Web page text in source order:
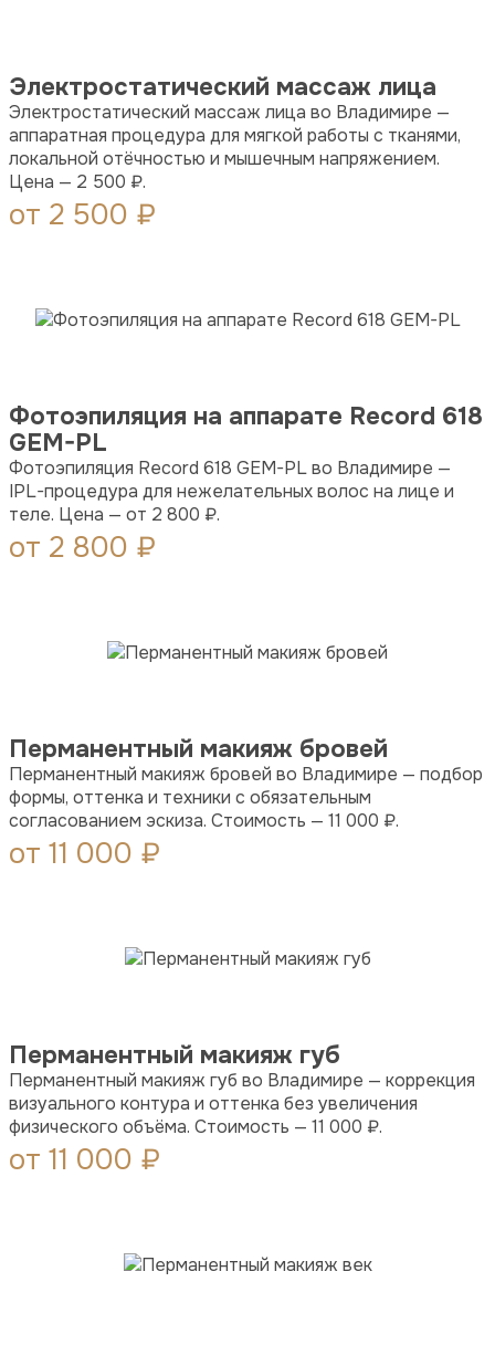
Электростатический массаж лица
Электростатический массаж лица во Владимире —
аппаратная процедура для мягкой работы с тканями,
локальной отёчностью и мышечным напряжением.
Цена — 2 500 ₽.
от 2 500 ₽
Фотоэпиляция на аппарате Record 618
GEM-PL
Фотоэпиляция Record 618 GEM-PL во Владимире —
IPL-процедура для нежелательных волос на лице и
теле. Цена — от 2 800 ₽.
от 2 800 ₽
Перманентный макияж бровей
Перманентный макияж бровей во Владимире — подбор
формы, оттенка и техники с обязательным
согласованием эскиза. Стоимость — 11 000 ₽.
от 11 000 ₽
Перманентный макияж губ
Перманентный макияж губ во Владимире — коррекция
визуального контура и оттенка без увеличения
физического объёма. Стоимость — 11 000 ₽.
от 11 000 ₽